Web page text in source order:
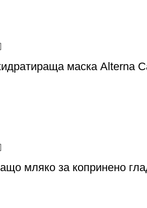
маска Alterna
мляко за копринено